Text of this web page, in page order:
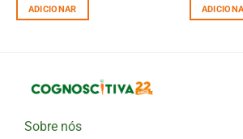
ADICIONAR
Sobre nós